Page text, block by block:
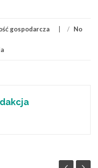
gospodarcza / No